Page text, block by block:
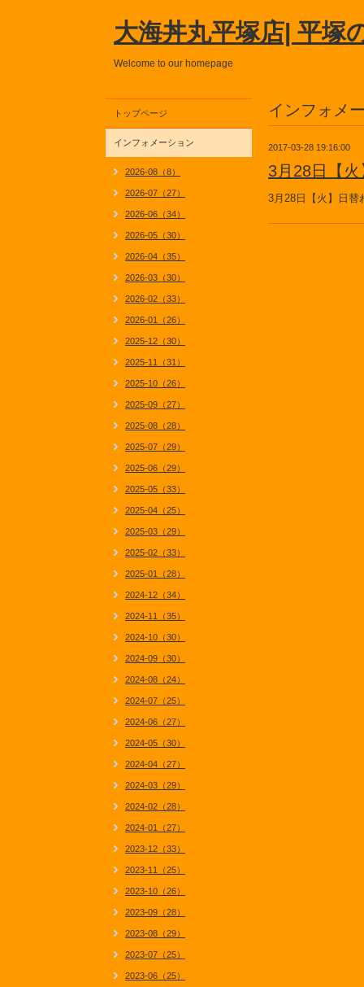
大海丼丸平塚店| 平塚
Welcome to our homepage
インフォメ
2017-03-28 19:16:00
3月28日【
3月28日【火】日替
トップページ
インフォメーション
2026-08（8）
2026-07（27）
2026-06（34）
2026-05（30）
2026-04（35）
2026-03（30）
2026-02（33）
2026-01（26）
2025-12（30）
2025-11（31）
2025-10（26）
2025-09（27）
2025-08（28）
2025-07（29）
2025-06（29）
2025-05（33）
2025-04（25）
2025-03（29）
2025-02（33）
2025-01（28）
2024-12（34）
2024-11（35）
2024-10（30）
2024-09（30）
2024-08（24）
2024-07（25）
2024-06（27）
2024-05（30）
2024-04（27）
2024-03（29）
2024-02（28）
2024-01（27）
2023-12（33）
2023-11（25）
2023-10（26）
2023-09（28）
2023-08（29）
2023-07（25）
2023-06（25）